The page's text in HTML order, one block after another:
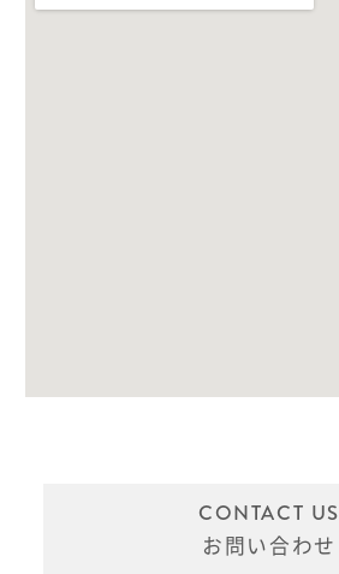
CONTACT US
お問い合わせ